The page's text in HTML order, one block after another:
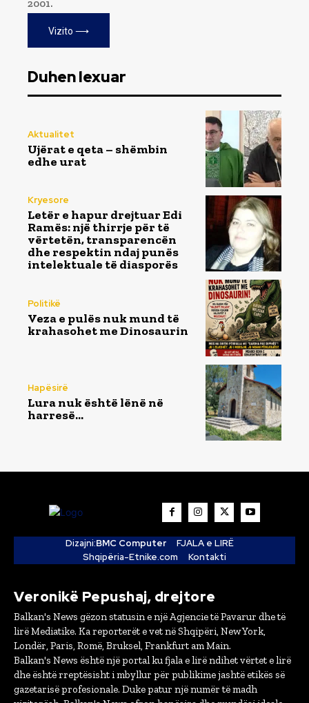
2001.
Vizito ⟶
Duhen lexuar
Aktualitet
Ujërat e qeta – shëmbin
edhe urat
Kryesore
Letër e hapur drejtuar Edi
Ramës: një thirrje për të
vërtetën, transparencën
dhe respektin ndaj punës
intelektuale të diasporës
Politikë
Veza e pulës nuk mund të
krahasohet me Dinosaurin
Hapësirë
Lura nuk është lënë në
harresë…
Dizajni:BMC Computer
FJALA e LIRË
Shqipëria-Etnike.com
Kontakti
Veronikë Pepushaj, drejtore
Balkan's News gëzon statusin e një Agjencie të Pavarur dhe të
lirë Mediatike. Ka reporterët e vet në Shqipëri, New York,
Londër, Paris, Romë, Bruksel, Frankfurt am Main.
Balkan's News është një portal ku fjala e lirë ndihet vërtet e lirë
dhe është rreptësisht i mbyllur për publikime jashtë etikës së
gazetarisë profesionale. Duke patur një numër të madh